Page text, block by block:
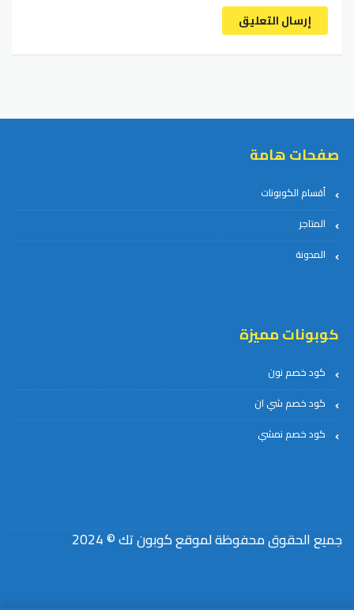
إرسال التعليق
صفحات هامة
أقسام الكوبونات
المتاجر
المدونة
كوبونات مميزة
كود خصم نون
كود خصم شي ان
كود خصم نمشي
جميع الحقوق محفوظة لموقع كوبون تك © 2024